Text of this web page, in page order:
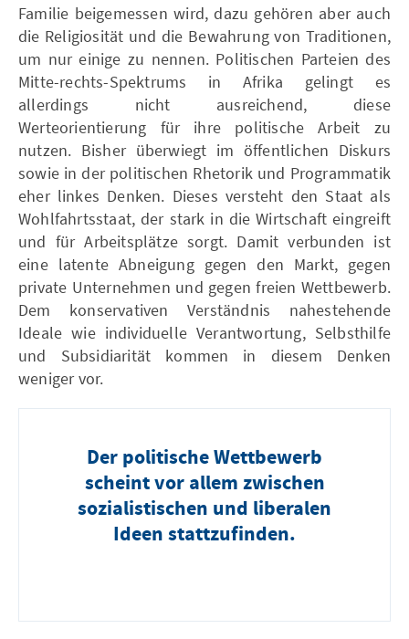
Familie beigemessen wird, dazu gehören aber auch
die Religiosität und die Bewahrung von Traditionen,
um nur einige zu nennen. Politischen Parteien des
Mitte-rechts-Spektrums in Afrika gelingt es
allerdings nicht ausreichend, diese
Werteorientierung für ihre politische Arbeit zu
nutzen. Bisher überwiegt im öffentlichen Diskurs
sowie in der politischen Rhetorik und Programmatik
eher linkes Denken. Dieses versteht den Staat als
Wohlfahrtsstaat, der stark in die Wirtschaft eingreift
und für Arbeitsplätze sorgt. Damit verbunden ist
eine latente Abneigung gegen den Markt, gegen
private Unternehmen und gegen freien Wettbewerb.
Dem konservativen Verständnis nahestehende
Ideale wie individuelle Verantwortung, Selbsthilfe
und Subsidiarität kommen in diesem Denken
weniger vor.
Der politische Wettbewerb
scheint vor allem zwischen
sozialistischen und liberalen
Ideen stattzufinden.